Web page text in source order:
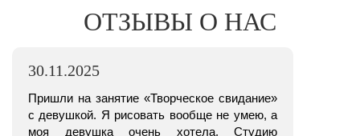
ОТЗЫВЫ О НАС
30.11.2025
Пришли на занятие «Творческое свидание»
с девушкой. Я рисовать вообще не умею, а
моя девушка очень хотела. Студию